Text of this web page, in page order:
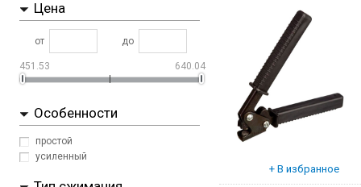
Цена
от до
451.53 640.04
Особенности
простой
усиленный